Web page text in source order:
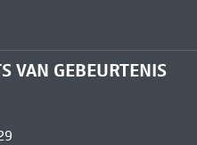
VAN GEBEURTENIS